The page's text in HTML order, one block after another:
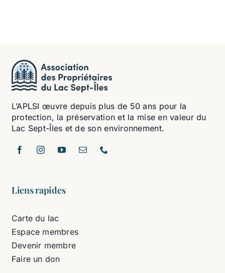
L’APLSI œuvre depuis plus de 50 ans pour la
protection, la préservation et la mise en valeur du
Lac Sept-Îles et de son environnement.
Liens rapides
Carte du lac
Espace membres
Devenir membre
Faire un don